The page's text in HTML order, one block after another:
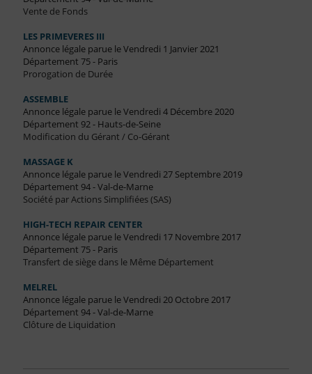
Vente de Fonds
LES PRIMEVERES III
Annonce légale parue le Vendredi 1 Janvier 2021
Département 75 - Paris
Prorogation de Durée
ASSEMBLE
Annonce légale parue le Vendredi 4 Décembre 2020
Département 92 - Hauts-de-Seine
Modification du Gérant / Co-Gérant
MASSAGE K
Annonce légale parue le Vendredi 27 Septembre 2019
Département 94 - Val-de-Marne
Société par Actions Simplifiées (SAS)
HIGH-TECH REPAIR CENTER
Annonce légale parue le Vendredi 17 Novembre 2017
Département 75 - Paris
Transfert de siège dans le Même Département
MELREL
Annonce légale parue le Vendredi 20 Octobre 2017
Département 94 - Val-de-Marne
Clôture de Liquidation